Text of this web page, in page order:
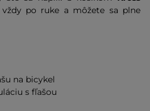
po ruke a môžete sa plne
na bicykel
s fľašou